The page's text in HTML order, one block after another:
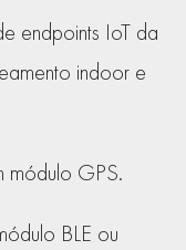
endpoints IoT da
indoor e
módulo GPS.
BLE ou